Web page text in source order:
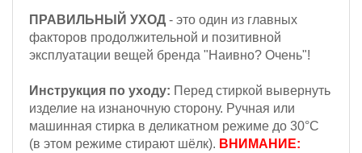
ПРАВИЛЬНЫЙ УХОД - это один из главных
факторов продолжительной и позитивной
эксплуатации вещей бренда "Наивно? Очень"!
Инструкция по уходу: Перед стиркой вывернуть
изделие на изнаночную сторону. Ручная или
машинная стирка в деликатном режиме до 30°С
(в этом режиме стирают шёлк). ВНИМАНИЕ: